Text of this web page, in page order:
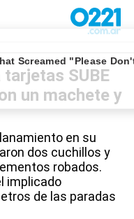
SUBE
un machete y
en su
dos cuchillos y
robados.
implicado
de las paradas